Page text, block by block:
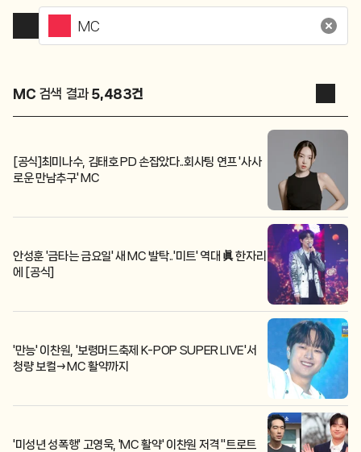
MC 검색 결과5,483건
[공식]최미나수, 김태호 PD 손잡았다..회사팅 연프 '사사
로운 만남추구' MC
안성훈 '금타는 금요일' 새 MC 발탁..'미트' 역대 眞 한자리
에 [공식]
'만능' 이찬원, '보령머드축제 K-POP SUPER LIVE'서
청량 보컬→MC 활약까지
'미성년 성폭행' 고영욱, 'MC 활약' 이찬원 저격 "트로트